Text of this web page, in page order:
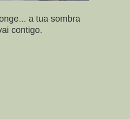
a tua sombra
contigo.